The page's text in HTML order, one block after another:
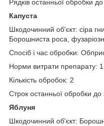
Рядків останньої обробки
Капуста
Шкодочинний об'єкт: сіра
Борошниста роса,
Спосіб і час обробки:
Норми витрати препарату:
Кількість обробок: 2
Строк останньої обробки
Яблуня
Шкодочинний об'єкт: